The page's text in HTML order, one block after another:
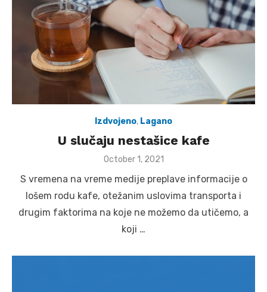
Izdvojeno, Lagano
U slučaju nestašice kafe
Posted
October 1, 2021
S vremena na vreme medije preplave informacije o
lošem rodu kafe, otežanim uslovima transporta i
drugim faktorima na koje ne možemo da utičemo, a
koji …